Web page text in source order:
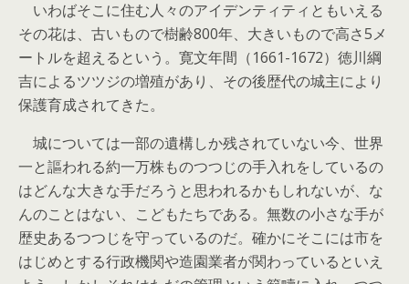
いわばそこに住む人々のアイデンティティともいえる
その花は、古いもので樹齢800年、大きいもので高さ5メ
ートルを超えるという。寛文年間（1661-1672）徳川綱
吉によるツツジの増殖があり、その後歴代の城主により
保護育成されてきた。
城については一部の遺構しか残されていない今、世界
一と謳われる約一万株ものつつじの手入れをしているの
はどんな大きな手だろうと思われるかもしれないが、な
んのことはない、こどもたちである。無数の小さな手が
歴史あるつつじを守っているのだ。確かにそこには市を
はじめとする行政機関や造園業者が関わっているといえ